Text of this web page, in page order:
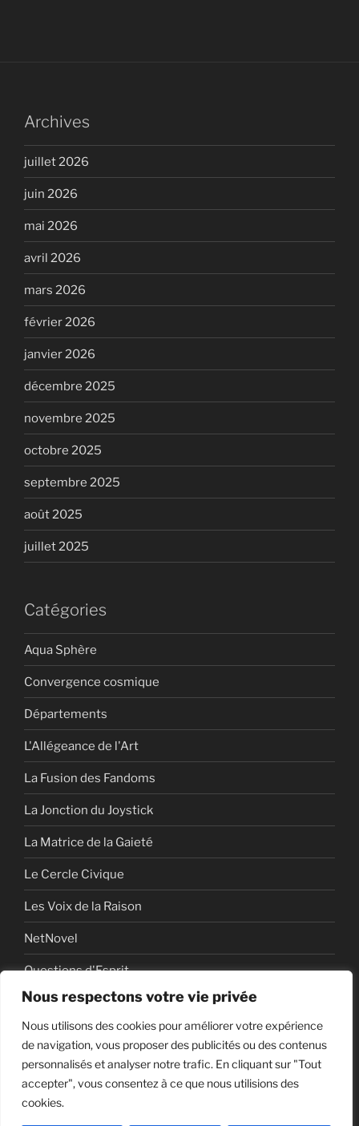
Nous respectons votre vie privée
Nous utilisons des cookies pour améliorer votre expérience
de navigation, vous proposer des publicités ou des contenus
personnalisés et analyser notre trafic. En cliquant sur "Tout
accepter", vous consentez à ce que nous utilisions des
cookies.
Archives
juillet 2026
juin 2026
mai 2026
avril 2026
mars 2026
février 2026
janvier 2026
décembre 2025
novembre 2025
octobre 2025
septembre 2025
août 2025
juillet 2025
Catégories
Aqua Sphère
Convergence cosmique
Départements
L'Allégeance de l'Art
La Fusion des Fandoms
La Jonction du Joystick
La Matrice de la Gaieté
Le Cercle Civique
Les Voix de la Raison
NetNovel
Questions d'Esprit
Série
Série vidéo